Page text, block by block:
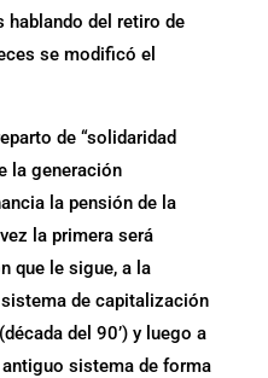
hablando del retiro de
se modificó el
de “solidaridad
la generación
la pensión de la
la primera será
que le sigue, a la
de capitalización
del 90’) y luego a
sistema de forma